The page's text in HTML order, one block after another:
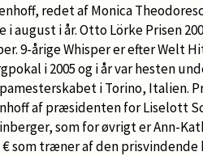
redet af Monica
i august i år. Otto Lörke Prisen
9-årige Whisper er efter Welt
i 2005 og i år var hesten
i Torino, Italien.
af præsidenten for Liselott
som for øvrigt er Ann-
€ som træner af den prisvindende